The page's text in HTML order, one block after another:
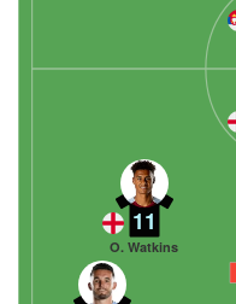
11
O. Watkins